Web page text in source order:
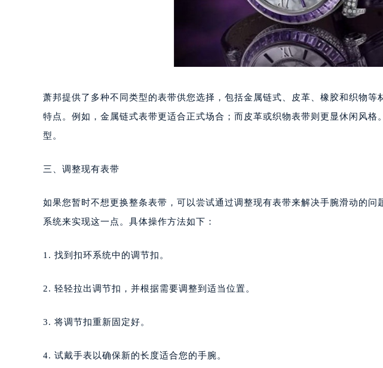
南宁市青秀区金湖路59号地王大厦12楼1224室（需提前预约）
合肥市蜀山区潜山路111号万象城华润大厦B座12楼03室（需提前
泉州市丰泽区宝洲路729号浦西万达中心写字楼A座7楼709室（
青岛市南区山东路6号华润大厦B座22层04室（需提前预约）
长春市朝阳区西安大路727号中银大厦A座(旺进大厦)18层09室
贵阳市南明区都司高架桥路33号亨特国际金融中心14楼14D（需
内蒙古自治区呼和浩特市玉泉区大学西街70号华润万象城写字
重庆市解放碑渝中区民权路28号英利国际金融中心写字楼20层01
黑龙江省大庆市萨尔图区会战大街萧邦售后服务中心（需提前预
黑龙江省鹤岗市向阳区红军路萧邦售后服务中心（需提前预约）
黑龙江省鸡西市鸡冠区红军路萧邦售后服务中心（需提前预约）
黑龙江省牡丹江市东安区太平路萧邦售后服务中心（需提前预约）
萧邦提供了多种不同类型的表带供您选择，包括金属链式、皮革、橡胶和织物
特点。例如，金属链式表带更适合正式场合；而皮革或织物表带则更显休闲风格
型。
三、调整现有表带
如果您暂时不想更换整条表带，可以尝试通过调整现有表带来解决手腕滑动的
系统来实现这一点。具体操作方法如下：
1. 找到扣环系统中的调节扣。
2. 轻轻拉出调节扣，并根据需要调整到适当位置。
3. 将调节扣重新固定好。
4. 试戴手表以确保新的长度适合您的手腕。